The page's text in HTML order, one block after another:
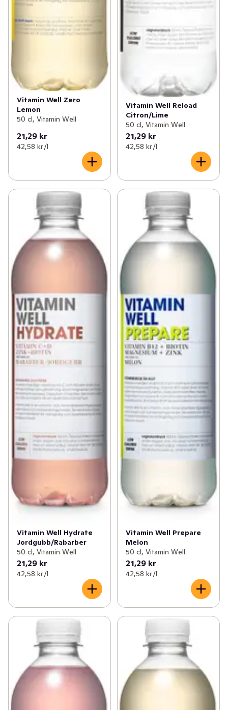
Vitamin Well Zero
Lemon
50 cl, Vitamin Well
21,29 kr
42,58 kr /l
Vitamin Well Reload
Citron/Lime
50 cl, Vitamin Well
21,29 kr
42,58 kr /l
Vitamin Well Hydrate
Jordgubb/Rabarber
50 cl, Vitamin Well
21,29 kr
42,58 kr /l
Vitamin Well Prepare
Melon
50 cl, Vitamin Well
21,29 kr
42,58 kr /l